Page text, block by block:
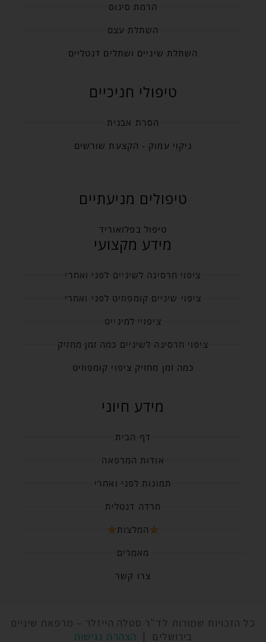
הרמת סינוס
השתלת עצם
השתלת שיניים ושתלים דנטליים
טיפולי חניכיים
הסרת אבנית
ניקוי עמוק - הקצעת שורשים
טיפולים מניעתיים
טיפול בפלואוריד
מידע מקצועי
ציפוי חרסינה לשיניים לפני ואחרי
ציפוי שיניים קומפוזיט לפני ואחרי
ציפויי למינייט
ציפוי חרסינה לשיניים כמה זמן מחזיק
כמה זמן מחזיק ציפוי קומפוזיט
מידע חיוני
דף הבית
אודות המרפאה
תמונות לפני ואחרי
חרדה דנטלית
המלצות
מאמרים
צרו קשר
כל הזכויות שמורות לד"ר סטלה הייזלר – מרפאת שיניים
בירושלים | הצהרת נגישות